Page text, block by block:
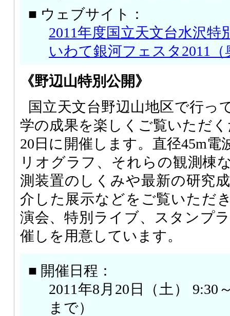
■ ウェブサイト：
2011年度国立天文台水沢特
いわて銀河フェスタ2011
《野辺山特別公開》
国立天文台野辺山地区で行っ
学の成果を楽しくご覧いただ
20日に開催します。直径45m電
リオグラフ、それらの観測棟
測装置のしくみや最新の研究
介した展示などをご覧いただ
演会、特別ライブ、スタンプ
催しを用意しています。
■ 開催日程：
2011年8月20日（土） 9:30
まで）